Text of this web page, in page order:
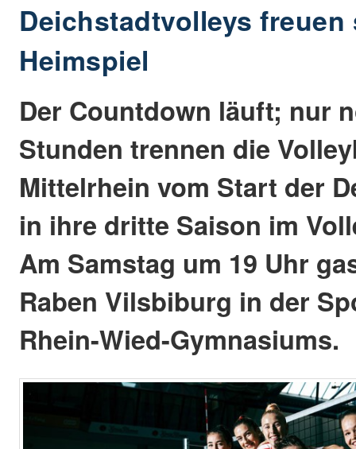
Deichstadtvolleys
Heimspiel
Der Countdown läuft; nur
Stunden trennen die
Mittelrhein vom Start der
in ihre dritte Saison im
Am Samstag um 19 Uhr
Raben Vilsbiburg in der
Rhein-Wied-Gymnasiums.